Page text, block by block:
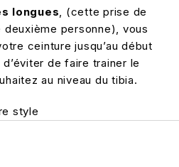
longues, (cette prise de
personne), vous
ceinture jusqu’au début
de faire trainer le
au niveau du tibia.
style